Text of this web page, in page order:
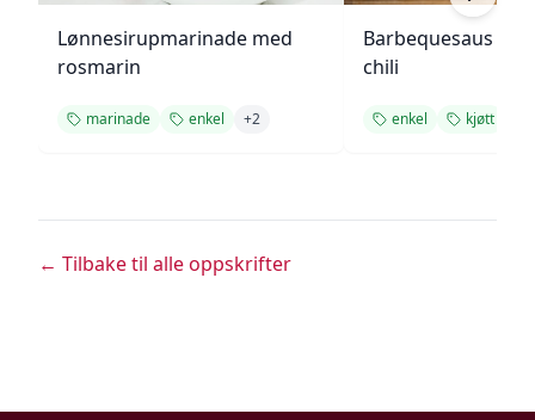
Lønnesirupmarinade med
rosmarin
marinade enkel +2
Barbequesaus
chili
enkel kjøtt
← Tilbake til alle oppskrifter